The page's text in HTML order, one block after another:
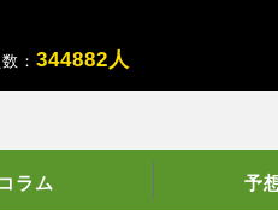
：344882人
コラム 予